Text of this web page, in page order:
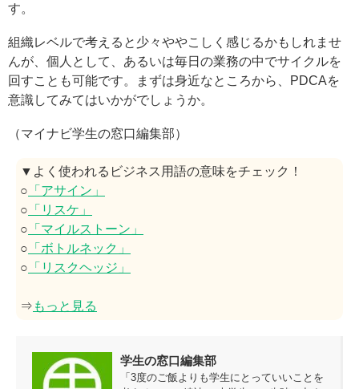
す。
組織レベルで考えると少々ややこしく感じるかもしれませ
んが、個人として、あるいは毎日の業務の中でサイクルを
回すことも可能です。まずは身近なところから、PDCAを
意識してみてはいかがでしょうか。
（マイナビ学生の窓口編集部）
▼よく使われるビジネス用語の意味をチェック！
○ 「アサイン」
○ 「リスケ」
○ 「マイルストーン」
○ 「ボトルネック」
○ 「リスクヘッジ」
⇒ もっと見る
学生の窓口編集部
「3度のご飯よりも学生にとっていいことを